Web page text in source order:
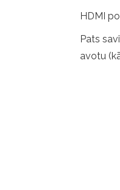
HDMI
Pats
avotu